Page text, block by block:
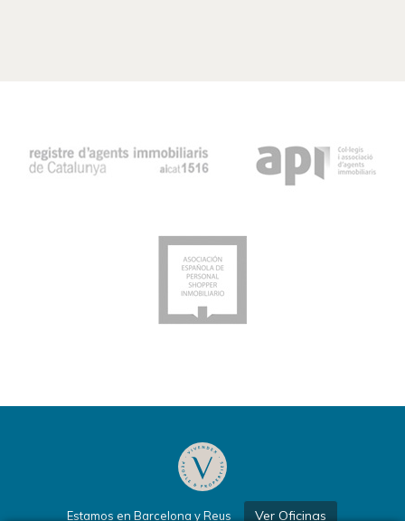
Estamos en Barcelona y Reus Ver Oficinas